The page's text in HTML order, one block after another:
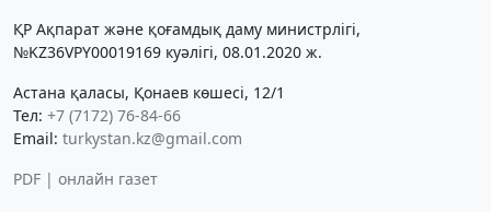
ҚР Ақпарат және қоғамдық даму министрлігі,
№KZ36VPY00019169 куәлігі, 08.01.2020 ж.
Астана қаласы, Қонаев көшесі, 12/1
Тел: +7 (7172) 76-84-66
Email: turkystan.kz@gmail.com
PDF | онлайн газет